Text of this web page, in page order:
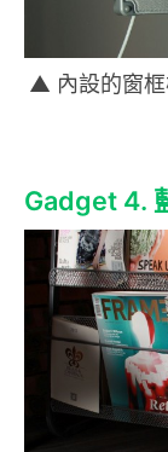
▲ 內設的窗框
Gadget 4.